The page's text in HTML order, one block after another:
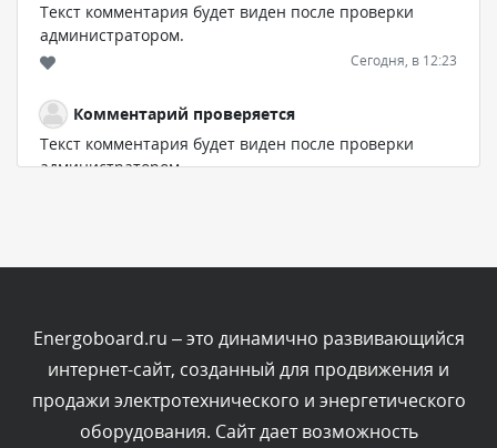
Текст комментария будет виден после проверки
администратором.
Сегодня, в 12:23
Комментарий проверяется
Текст комментария будет виден после проверки
администратором.
Комментарий проверяется
Текст комментария будет виден после проверки
администратором.
Energoboard.ru – это динамично развивающийся
интернет-сайт, созданный для продвижения и
продажи электротехнического и энергетического
оборудования. Сайт дает возможность